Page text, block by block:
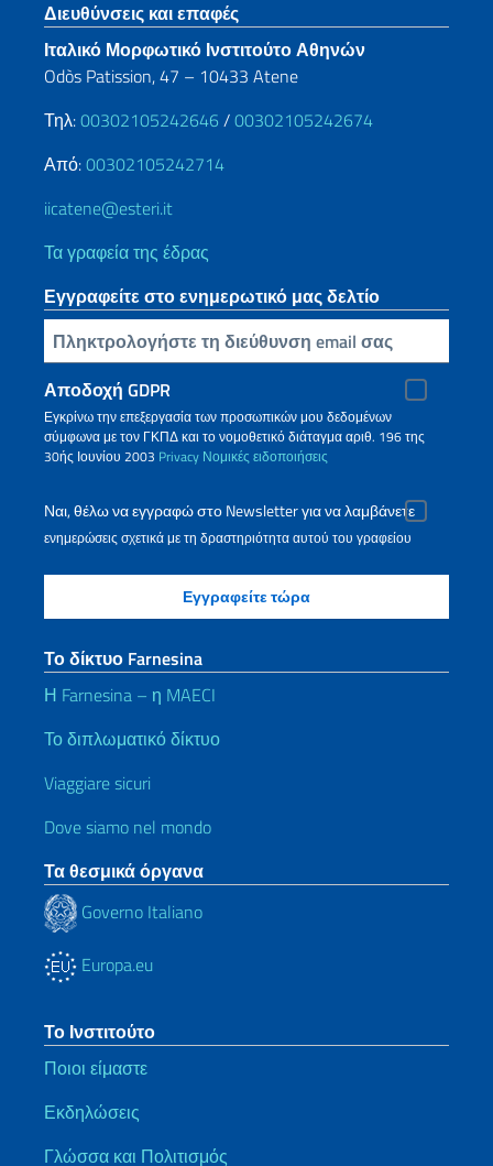
Footer section
Διευθύνσεις και επαφές
Ιταλικό Μορφωτικό Ινστιτούτο Αθηνών
Odòs Patission, 47 – 10433 Atene
Τηλ:00302105242646 /00302105242674
Από:00302105242714
iicatene@esteri.it
Τα γραφεία της έδρας
Εγγραφείτε στο ενημερωτικό μας δελτίο
Πληκτρολογήστε τη διεύθυνση email σας
Αποδοχή GDPR
Εγκρίνω την επεξεργασία των προσωπικών μου δεδομένων
σύμφωνα με τον ΓΚΠΔ και το νομοθετικό διάταγμα αριθ. 196 της
30ής Ιουνίου 2003 Privacy Νομικές ειδοποιήσεις
Ναι, θέλω να εγγραφώ στο Newsletter για να λαμβάνετε
ενημερώσεις σχετικά με τη δραστηριότητα αυτού του γραφείου
Το δίκτυο Farnesina
Η Farnesina – η MAECI
Το διπλωματικό δίκτυο
Viaggiare sicuri
Dove siamo nel mondo
Τα θεσμικά όργανα
Governo Italiano
Europa.eu
Το Ινστιτούτο
Ποιοι είμαστε
Εκδηλώσεις
Γλώσσα και Πολιτισμός